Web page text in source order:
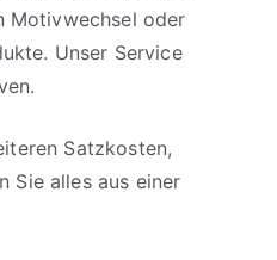
Motivwechsel oder
Unser Service
Satzkosten,
Sie alles aus einer